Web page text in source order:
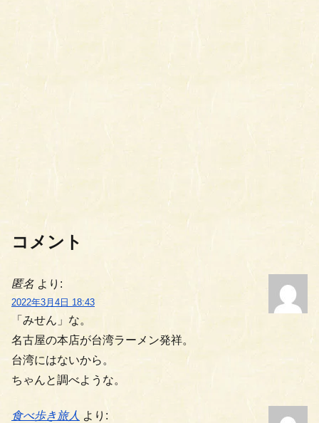
コメント
匿名 より:
2022年3月4日 18:43
「みせん」な。
名古屋の本店が台湾ラーメン発祥。
台湾にはないから。
ちゃんと調べような。
食べ歩き旅人 より: